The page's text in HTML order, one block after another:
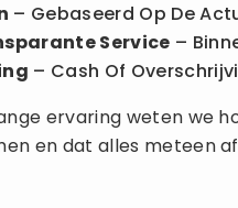
– Gebaseerd Op De
Service –
– Cash Of
ervaring weten we
en dat alles meteen